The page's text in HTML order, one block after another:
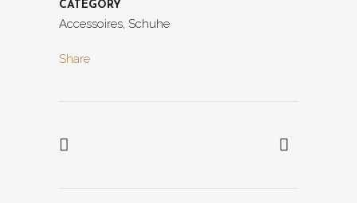
CATEGORY
Accessoires, Schuhe
Share